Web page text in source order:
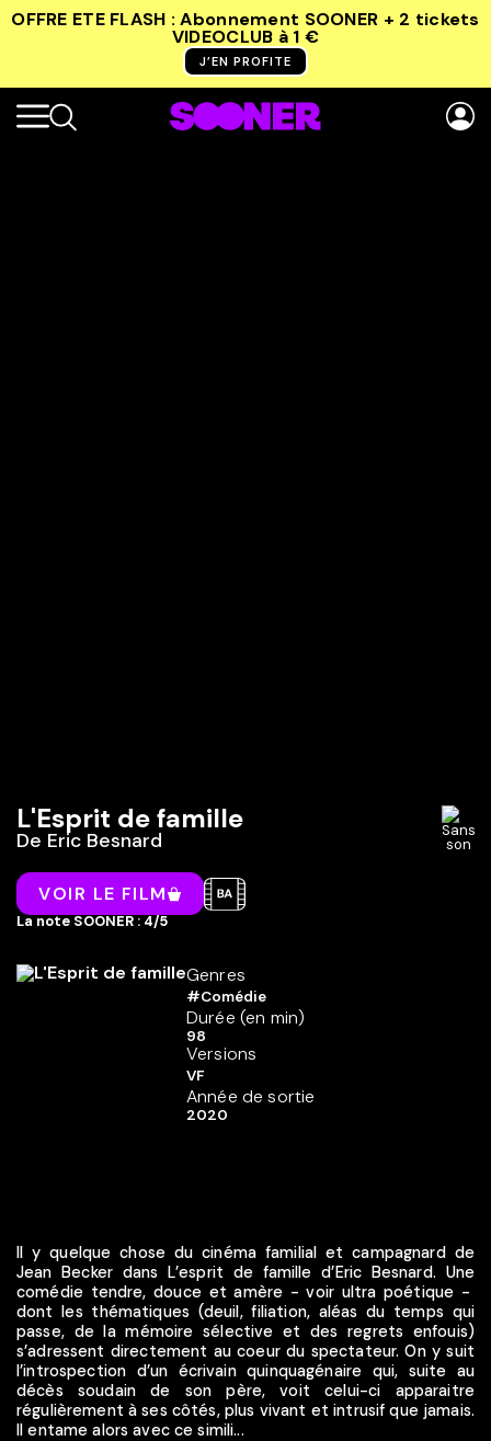
OFFRE ETE FLASH : Abonnement SOONER + 2 tickets
VIDEOCLUB à 1 €
J’EN PROFITE
L'Esprit de famille
De Eric Besnard
VOIR LE FILM
La note SOONER : 4/5
Genres
#Comédie
Durée (en min)
98
Versions
VF
Année de sortie
2020
Il y quelque chose du cinéma familial et campagnard de
Jean Becker dans L’esprit de famille d’Eric Besnard. Une
comédie tendre, douce et amère - voir ultra poétique -
dont les thématiques (deuil, filiation, aléas du temps qui
passe, de la mémoire sélective et des regrets enfouis)
s’adressent directement au coeur du spectateur. On y suit
l’introspection d’un écrivain quinquagénaire qui, suite au
décès soudain de son père, voit celui-ci apparaitre
régulièrement à ses côtés, plus vivant et intrusif que jamais.
Il entame alors avec ce simili...